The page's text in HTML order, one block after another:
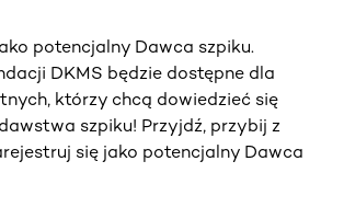
potencjalny Dawca szpiku.
DKMS będzie dostępne dla
którzy chcą dowiedzieć się
szpiku! Przyjdź, przybij z
się jako potencjalny Dawca